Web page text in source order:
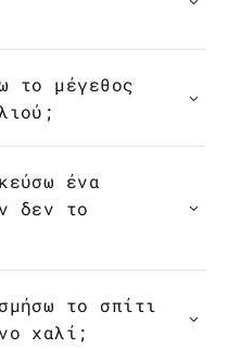
το μέγεθος
ένα
δεν το
το σπίτι
χαλί;